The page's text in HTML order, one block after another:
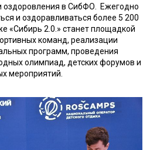
оздоровления в СибФО. Ежегодно
и оздоравливаться более 5 200
«Сибирь 2.0.» станет площадкой
команд, реализации
программ, проведения
олимпиад, детских форумов и
мероприятий.